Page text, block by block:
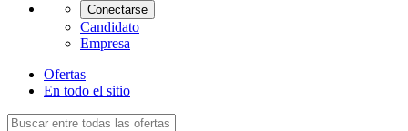
Conectarse
Candidato
Empresa
Ofertas
En todo el sitio